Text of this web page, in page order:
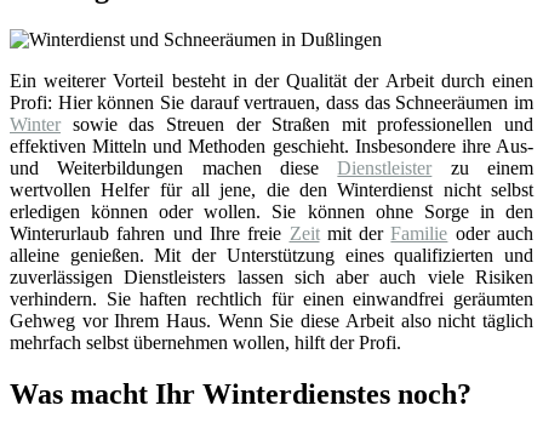
Ein weiterer Vorteil besteht in der Qualität der Arbeit durch einen
Profi: Hier können Sie darauf vertrauen, dass das Schneeräumen im
Winter sowie das Streuen der Straßen mit professionellen und
effektiven Mitteln und Methoden geschieht. Insbesondere ihre Aus-
und Weiterbildungen machen dieseDienstleister zu einem
wertvollen Helfer für all jene, die den Winterdienst nicht selbst
erledigen können oder wollen. Sie können ohne Sorge in den
Winterurlaub fahren und Ihre freie Zeitmit derFamilie oder auch
alleine genießen. Mit der Unterstützung eines qualifizierten und
zuverlässigen Dienstleisters lassen sich aber auch viele Risiken
verhindern. Sie haften rechtlich für einen einwandfrei geräumten
Gehweg vor Ihrem Haus. Wenn Sie diese Arbeit also nicht täglich
mehrfach selbst übernehmen wollen, hilft der Profi.
Was macht Ihr Winterdienstes noch?